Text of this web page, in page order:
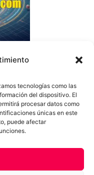
tecnologías como las
del dispositivo. El
procesar datos como
únicas en este
puede afectar
Sobre el Uso de IA